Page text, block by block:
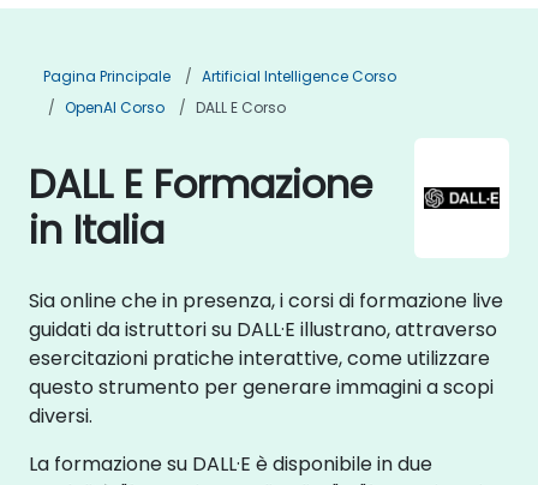
Pagina Principale
Artificial Intelligence Corso
OpenAI Corso
DALL E Corso
DALL E Formazione
in Italia
Sia online che in presenza, i corsi di formazione live
guidati da istruttori su DALL·E illustrano, attraverso
esercitazioni pratiche interattive, come utilizzare
questo strumento per generare immagini a scopi
diversi.
La formazione su DALL·E è disponibile in due